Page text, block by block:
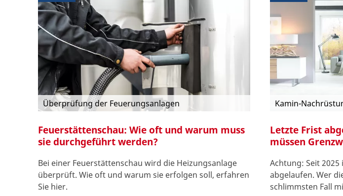
Überprüfung der Feuerungsanlagen
Feuerstättenschau: Wie oft und warum muss
sie durchgeführt werden?
Bei einer Feuerstättenschau wird die Heizungsanlage
überprüft. Wie oft und warum sie erfolgen soll, erfahren
Sie hier.
Kamin-
Letzte Frist
müssen
Achtung: Seit
abgelaufen. Wer
schlimmsten Fall